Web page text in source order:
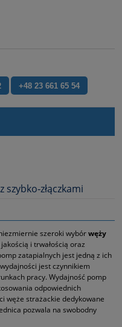
+48 23 661 65 54
szeroki wybórwęży
i trwałością oraz
zatapialnych jest jedną z ich
jest czynnikiem
pracy. Wydajność pomp
odpowiednich
węże strażackie dedykowane
pozwala na swobodny